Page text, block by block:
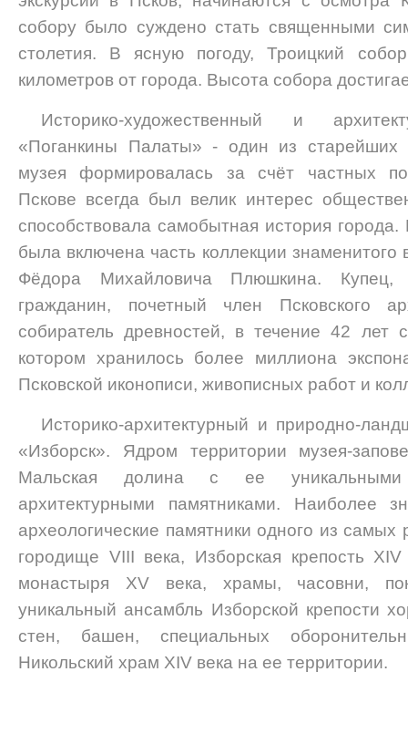
собору было суждено стать священными
столетия. В ясную погоду, Троицкий
километров от города. Высота собора
Историко-художественный и
«Поганкины Палаты» - один из старейших
музея формировалась за счёт частных
Пскове всегда был велик интерес
способствовала самобытная история
была включена часть коллекции
Фёдора Михайловича Плюшкина. Купец,
гражданин, почетный член Псковского
собиратель древностей, в течение 42 лет
котором хранилось более миллиона
Псковской иконописи, живописных работ и
Историко-архитектурный и природно-
«Изборск». Ядром территории музея-
Мальская долина с ее уникальными
архитектурными памятниками. Наиболее
археологические памятники одного из самых
городище VIII века, Изборская крепость
монастыря XV века, храмы, часовни,
уникальный ансамбль Изборской крепости
стен, башен, специальных
Никольский храм XIV века на ее территории.